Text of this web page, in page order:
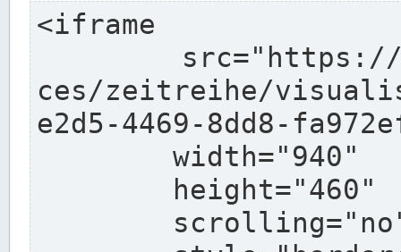
<iframe
ces/zeitreihe/
e2d5-4469-8dd8-